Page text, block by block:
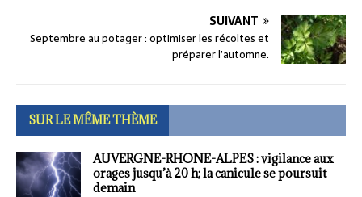
SUIVANT
Septembre au potager : optimiser les récoltes et
préparer l’automne.
SUR LE MÊME THÈME
AUVERGNE-RHONE-ALPES : vigilance aux
orages jusqu’à 20 h; la canicule se poursuit
demain